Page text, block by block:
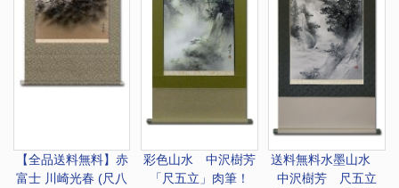
【全品送料無料】 赤
富士 川崎光春 (尺八
彩色山水 中沢樹芳
「尺五立」肉筆！
送料無料水墨山水
中沢樹芳 尺五立